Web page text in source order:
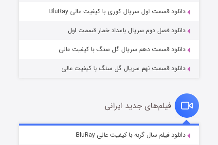
قسمت۲ (زیرنویس) منتشر شد
قسمت۷ (زیرنویس) منتشر شد
دانلود قسمت اول سریال کوری با کیفیت عالی BluRay
دانلود فصل دوم سریال بامداد خمار قسمت اول
دانلود قسمت دهم سریال گل سنگ با کیفیت عالی
دانلود قسمت نهم سریال گل سنگ با کیفیت عالی
فیلم‌های جدید ایرانی
دانلود فیلم سال گربه با کیفیت عالی BluRay